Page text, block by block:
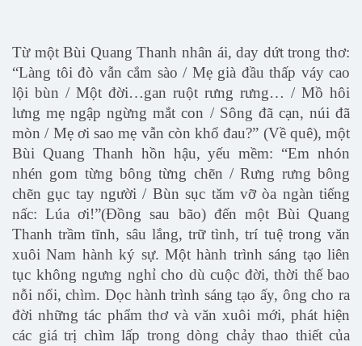
Từ một Bùi Quang Thanh nhân ái, day dứt trong thơ:
“Làng tôi đò vẫn cắm sào / Mẹ già đầu thấp váy cao
lội bùn / Một đời…gan ruột rưng rưng… / Mồ hôi
lưng mẹ ngập ngừng mắt con / Sông đã cạn, núi đã
mòn / Mẹ ơi sao mẹ vẫn còn khổ đau?” (Về quê), một
Bùi Quang Thanh hồn hậu, yếu mềm: “Em nhón
nhén gom từng bông từng chẽn / Rưng rưng bông
chẽn gục tay người / Bùn sục tăm vỡ òa ngàn tiếng
nấc: Lúa ơi!”(Đồng sau bão) đến một Bùi Quang
Thanh trầm tĩnh, sâu lắng, trữ tình, trí tuệ trong văn
xuôi Nam hành ký sự. Một hành trình sáng tạo liên
tục không ngưng nghỉ cho dù cuộc đời, thời thế bao
nỗi nổi, chìm. Dọc hành trình sáng tạo ấy, ông cho ra
đời những tác phẩm thơ và văn xuôi mới, phát hiện
các giá trị chìm lấp trong dòng chảy thao thiết của